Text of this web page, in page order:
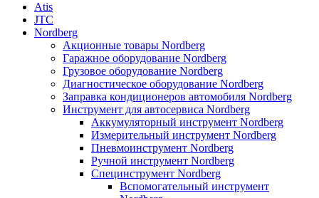
Atis
JTC
Nordberg
Акционные товары Nordberg
Гаражное оборудование Nordberg
Грузовое оборудование Nordberg
Диагностическое оборудование Nordberg
Заправка кондиционеров автомобиля Nordberg
Инструмент для автосервиса Nordberg
Аккумуляторный инструмент Nordberg
Измерительный инструмент Nordberg
Пневмоинструмент Nordberg
Ручной инструмент Nordberg
Специнструмент Nordberg
Вспомогательный инструмент